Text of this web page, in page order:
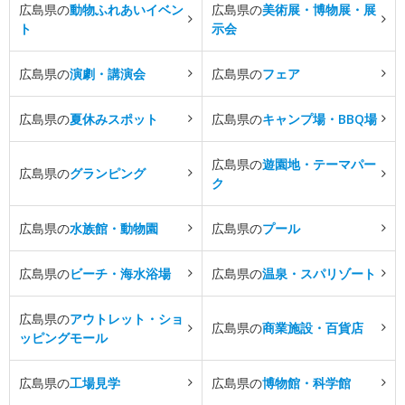
広島県の動物ふれあいイベン
ト
広島県の美術展・博物展・展
示会
広島県の演劇・講演会 広島県のフェア
広島県の夏休みスポット 広島県のキャンプ場・BBQ場
広島県のグランピング
広島県の遊園地・テーマパー
ク
広島県の水族館・動物園 広島県のプール
広島県のビーチ・海水浴場 広島県の温泉・スパリゾート
広島県のアウトレット・ショ
ッピングモール
広島県の商業施設・百貨店
広島県の工場見学 広島県の博物館・科学館